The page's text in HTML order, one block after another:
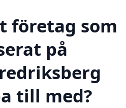
företag som
på
till med?